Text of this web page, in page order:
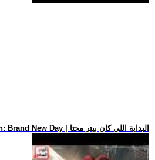
.. فيلم Spider-Man: Brand New Day | البداية اللي كان بيتر محتا